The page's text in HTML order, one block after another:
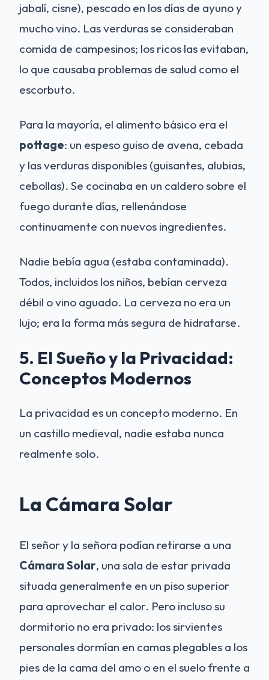
jabalí, cisne), pescado en los días de ayuno y
mucho vino. Las verduras se consideraban
comida de campesinos; los ricos las evitaban,
lo que causaba problemas de salud como el
escorbuto.
Para la mayoría, el alimento básico era el
pottage: un espeso guiso de avena, cebada
y las verduras disponibles (guisantes, alubias,
cebollas). Se cocinaba en un caldero sobre el
fuego durante días, rellenándose
continuamente con nuevos ingredientes.
Nadie bebía agua (estaba contaminada).
Todos, incluidos los niños, bebían cerveza
débil o vino aguado. La cerveza no era un
lujo; era la forma más segura de hidratarse.
5. El Sueño y la Privacidad:
Conceptos Modernos
La privacidad es un concepto moderno. En
un castillo medieval, nadie estaba nunca
realmente solo.
La Cámara Solar
El señor y la señora podían retirarse a una
Cámara Solar, una sala de estar privada
situada generalmente en un piso superior
para aprovechar el calor. Pero incluso su
dormitorio no era privado: los sirvientes
personales dormían en camas plegables a los
pies de la cama del amo o en el suelo frente a